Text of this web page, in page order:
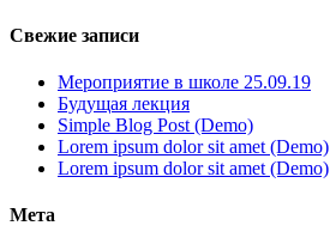
Свежие записи
Мероприятие в школе 25.09.19
Будущая лекция
Simple Blog Post (Demo)
Lorem ipsum dolor sit amet (Demo)
Lorem ipsum dolor sit amet (Demo)
Мета